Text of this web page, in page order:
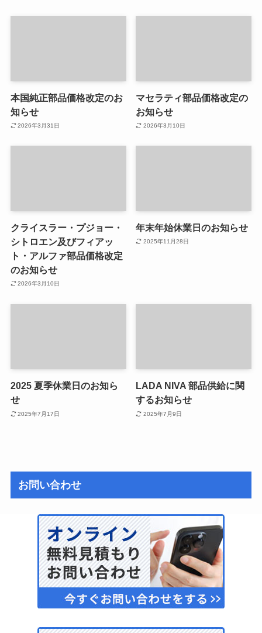
本国純正部品価格改定のお
知らせ
2026年3月31日
マセラティ部品価格改定の
お知らせ
2026年3月10日
クライスラー・プジョー・
シトロエン及びフィアッ
ト・アルファ部品価格改定
のお知らせ
2026年3月10日
年末年始休業日のお知らせ
2025年11月28日
2025 夏季休業日のお知ら
せ
2025年7月17日
LADA NIVA 部品供給に関
するお知らせ
2025年7月9日
お問い合わせ